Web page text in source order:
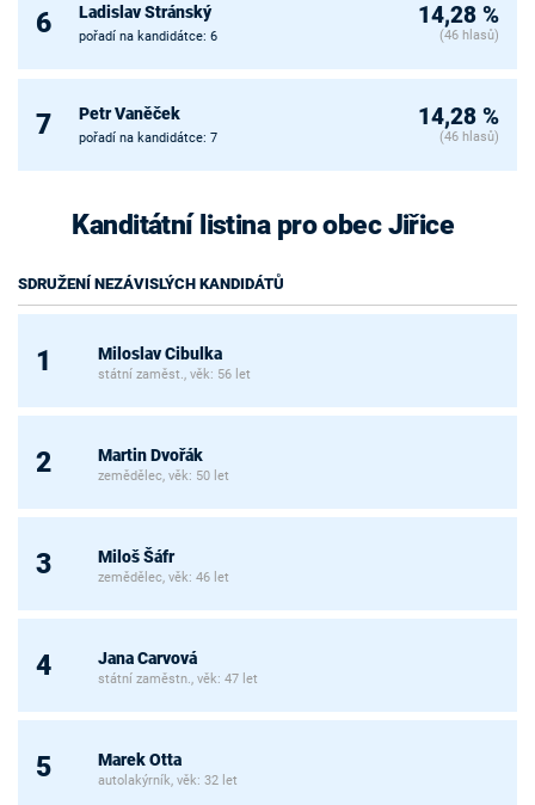
6 Ladislav Stránský
pořadí na kandidátce: 6
14,28 %
(46 hlasů)
7 Petr Vaněček
pořadí na kandidátce: 7
14,28 %
(46 hlasů)
Kanditátní listina pro obec Jiřice
SDRUŽENÍ NEZÁVISLÝCH KANDIDÁTŮ
1 Miloslav Cibulka
státní zaměst., věk: 56 let
2 Martin Dvořák
zemědělec, věk: 50 let
3 Miloš Šáfr
zemědělec, věk: 46 let
4 Jana Carvová
státní zaměstn., věk: 47 let
5 Marek Otta
autolakýrník, věk: 32 let